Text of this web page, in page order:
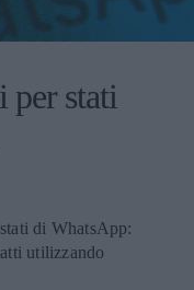
per stati
di WhatsApp:
utilizzando